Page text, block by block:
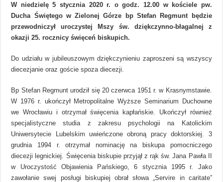
W niedzielę 5 stycznia 2020 r. o godz. 12.00 w kościele pw.
Ducha Świętego w Zielonej Górze bp Stefan Regmunt będzie
przewodniczył uroczystej Mszy św. dziękczynno-błagalnej z
okazji 25. rocznicy święceń biskupich.
Do udziału w jubileuszowym dziękczynieniu zaproszeni są wszyscy
diecezjanie oraz goście spoza diecezji.
Bp Stefan Regmunt urodził się 20 czerwca 1951 r. w Krasnymstawie.
W 1976 r. ukończył Metropolitalne Wyższe Seminarium Duchowne
we Wrocławiu i otrzymał święcenia kapłańskie. Ukończył również
specjalistyczne studia z zakresu psychologii na Katolickim
Uniwersytecie Lubelskim uwieńczone obroną pracy doktorskiej. 3
grudnia 1994 r. otrzymał nominację na biskupa pomocniczego
diecezji legnickiej. Święcenia biskupie przyjął z rąk św. Jana Pawła II
w Uroczystość Objawienia Pańskiego, 6 stycznia 1995 r. Jako
zawołanie swej posługi biskupiej obrał słowa „Servire in caritate”